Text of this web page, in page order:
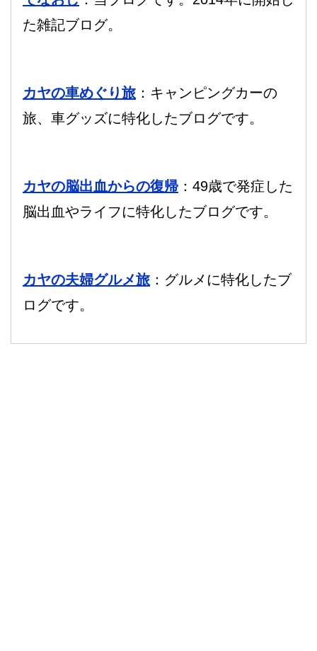
た雑記ブログ。
カヤの車めぐり旅 ：キャンピングカーの
旅、車グッズに特化したブログです。
カヤの脳出血からの復帰 ：49歳で発症した
脳出血やライフに特化したブログです。
カヤの夫婦グルメ旅 ：グルメに特化したブ
ログです。